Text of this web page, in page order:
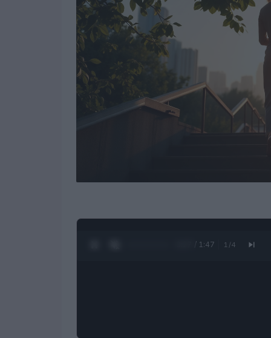
0:28 / 1:47 1 /4